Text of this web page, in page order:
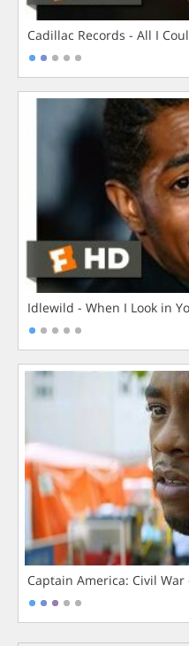
Cadillac Records - All I
Idlewild - When I Look in
Captain America: Civil